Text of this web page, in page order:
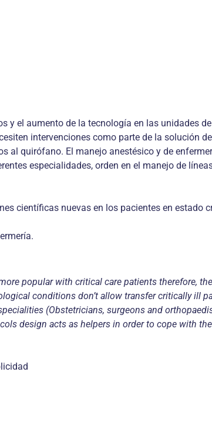
el aumento de la tecnología en las unidades
intervenciones como parte de la solución
al quirófano. El manejo anestésico y de
especialidades, orden en el manejo de
científicas nuevas en los pacientes en estado
popular with critical care patients therefore,
conditions don’t allow transfer critically ill
(Obstetricians, surgeons and
design acts as helpers in order to cope with